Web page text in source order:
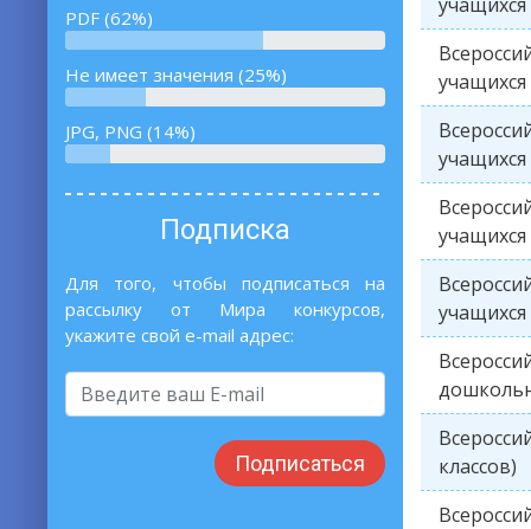
PDF (62%)
Не имеет значения (25%)
JPG, PNG (14%)
Подписка
Для того, чтобы подписаться на
рассылку от Мира конкурсов,
укажите свой e-mail адрес:
Подписаться
учащихся
учащихся
учащихся
учащихся
классов)